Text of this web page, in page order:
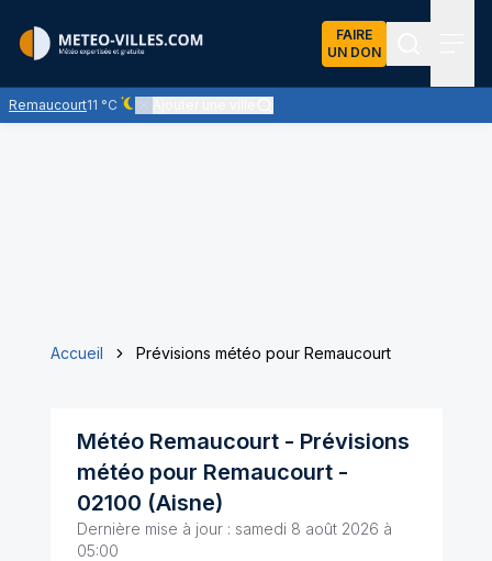
FAIRE
UN DON
Remaucourt11 °C
Ciel dégagé - quasiment pas de nuages
Accueil Prévisions météo pour Remaucourt
Météo Remaucourt- Prévisions
météo pour Remaucourt-
02100 (Aisne)
Dernière mise à jour : samedi 8 août 2026 à
05:00